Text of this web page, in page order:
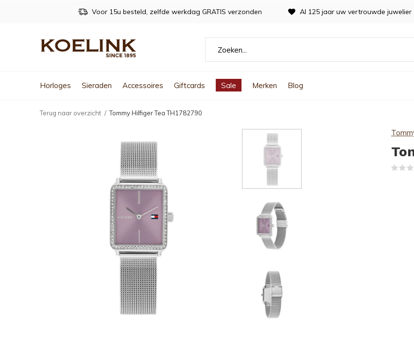
Horloges Sieraden Accessoires Giftcards Sale Merken Blog
Voor 15u besteld, zelfde werkdag GRATIS verzonden Al 125 jaar uw vertrouwde juwelier
Terug naar overzicht Tommy Hilfiger Tea TH1782790